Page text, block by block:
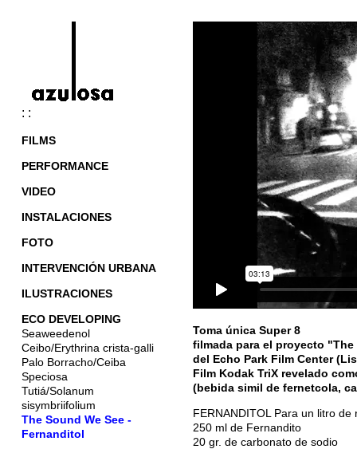
: :
FILMS
PERFORMANCE
VIDEO
INSTALACIONES
FOTO
INTERVENCIÓN URBANA
ILUSTRACIONES
ECO DEVELOPING
Seaweedenol
Ceibo/Erythrina crista-galli
Palo Borracho/Ceiba
Speciosa
Tutiá/Solanum
sisymbriifolium
The Sound We See -
Fernanditol
Toma única Super 8
filmada para el proyecto
del Echo Park Film Center
Film Kodak TriX revelado
(bebida simil de fernetcola,
FERNANDITOL Para un litro de
250 ml de Fernandito
20 gr. de carbonato de sodio